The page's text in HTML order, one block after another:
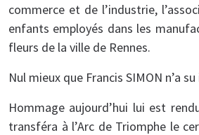
commerce et de l’industrie,
enfants employés dans les
fleurs de la ville de Rennes.
Nul mieux que Francis SIMON n’a
Hommage aujourd’hui lui est
transféra à l’Arc de Triomphe le